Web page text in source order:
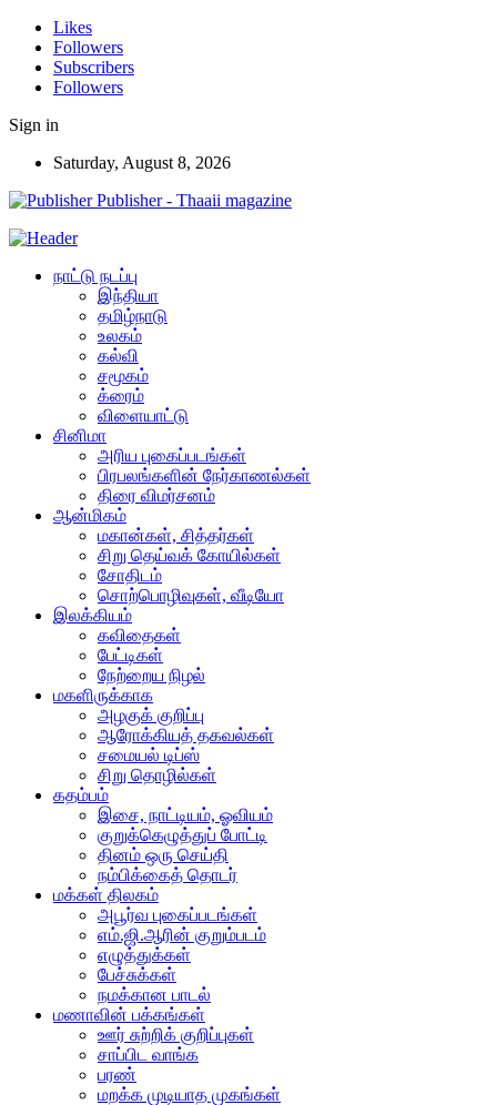
Likes
Followers
Subscribers
Followers
Sign in
Saturday, August 8, 2026
Publisher - Thaaii magazine
நாட்டு நடப்பு
இந்தியா
தமிழ்நாடு
உலகம்
கல்வி
சமூகம்
க்ரைம்
விளையாட்டு
சினிமா
அரிய புகைப்படங்கள்
பிரபலங்களின் நேர்காணல்கள்
திரை விமர்சனம்
ஆன்மிகம்
மகான்கள், சித்தர்கள்
சிறு தெய்வக் கோயில்கள்
சோதிடம்
சொற்பொழிவுகள், வீடியோ
இலக்கியம்
கவிதைகள்
பேட்டிகள்
நேற்றைய நிழல்
மகளிருக்காக
அழகுக் குறிப்பு
ஆரோக்கியத் தகவல்கள்
சமையல் டிப்ஸ்
சிறு தொழில்கள்
கதம்பம்
இசை, நாட்டியம், ஓவியம்
குறுக்கெழுத்துப் போட்டி
தினம் ஒரு செய்தி
நம்பிக்கைத் தொடர்
மக்கள் திலகம்
அபூர்வ புகைப்படங்கள்
எம்.ஜி.ஆரின் குறும்படம்
எழுத்துக்கள்
பேச்சுக்கள்
நமக்கான பாடல்
மணாவின் பக்கங்கள்
ஊர் சுற்றிக் குறிப்புகள்
சாப்பிட வாங்க
பரண்
மறக்க முடியாத முகங்கள்